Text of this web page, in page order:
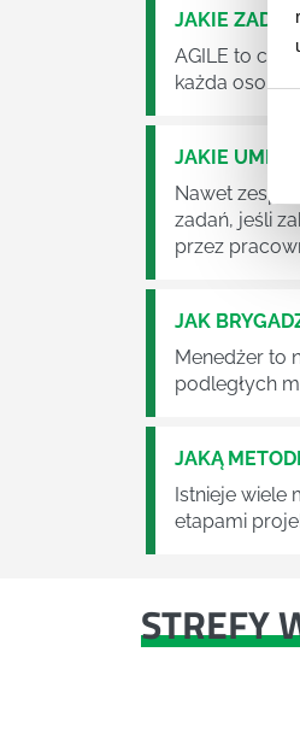
JAKIE
AGILE to
każda osoba
JAKIE
Nawet
zadań, jeśli
przez
JAK
Menedżer to
podległych
JAKĄ
Istnieje wiele
etapami
STREFY